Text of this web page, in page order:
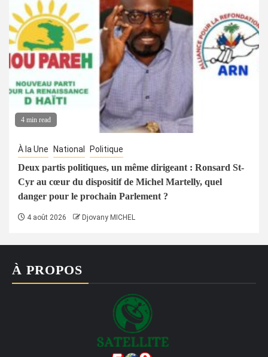
4 min read
À la Une National Politique
Deux partis politiques, un même dirigeant : Ronsard St-
Cyr au cœur du dispositif de Michel Martelly, quel
danger pour le prochain Parlement ?
4 août 2026 Djovany MICHEL
À PROPOS